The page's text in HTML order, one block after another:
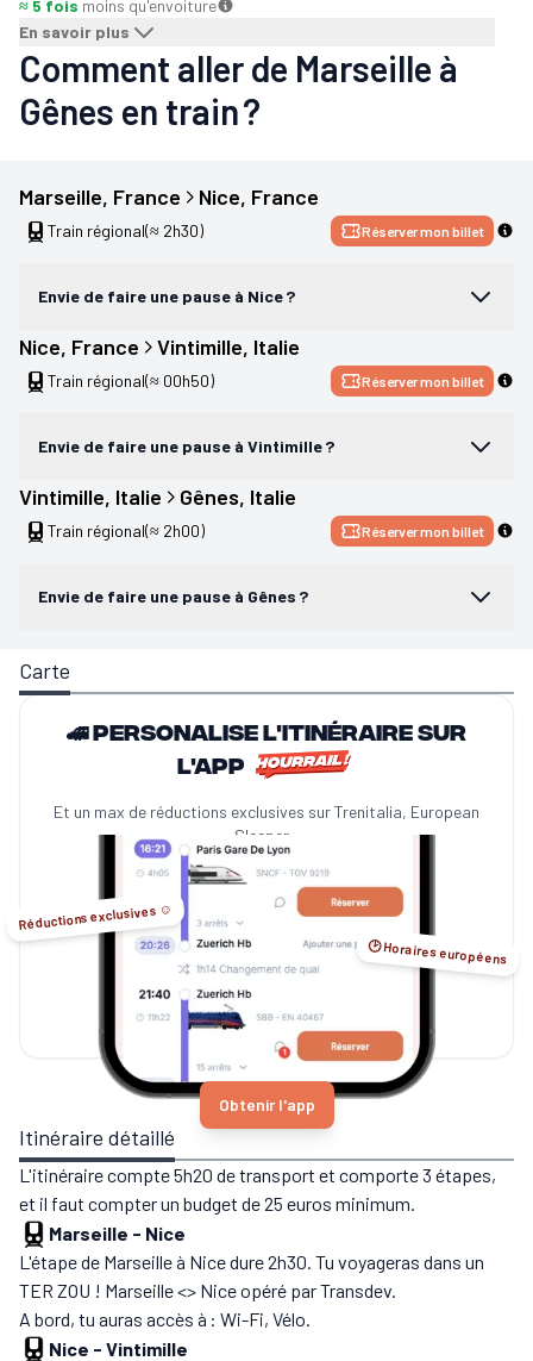
≈ 5 fois moins qu'envoiture
En savoir plus
Comment aller de Marseille à
Gênes en train ?
Marseille, France Nice, France
Train régional(≈ 2h30) Réserver mon billet
Envie de faire une pause à Nice ?
Nice, France Vintimille, Italie
Train régional(≈ 00h50) Réserver mon billet
Envie de faire une pause à Vintimille ?
Vintimille, Italie Gênes, Italie
Train régional(≈ 2h00) Réserver mon billet
Envie de faire une pause à Gênes ?
Carte
🚄 Personalise l'itinéraire sur
l'app
Et un max de réductions exclusives sur Trenitalia, European
Sleeper...
Réductions exclusives ☺️
🕑 Horaires européens
Obtenir l'app
Itinéraire détaillé
L'itinéraire compte 5h20 de transport et comporte 3 étapes,
et il faut compter un budget de 25 euros minimum.
Marseille - Nice
L'étape de Marseille à Nice dure 2h30. Tu voyageras dans un
TER ZOU ! Marseille <> Nice opéré par Transdev.
A bord, tu auras accès à : Wi-Fi, Vélo.
Nice - Vintimille